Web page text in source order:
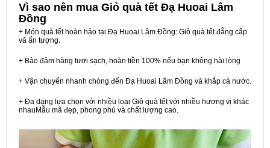
Vì sao nên mua Giỏ quà tết Đạ Huoai Lâm
Đồng
+ Món quà tết hoàn hảo tại Đạ Huoai Lâm Đồng: Giỏ quà tết đẳng cấp
và ấn tượng.
+ Bảo đảm hàng tươi sạch, hoàn tiền 100% nếu bạn không hài lòng
+ Vận chuyển nhanh chóng đến Đạ Huoai Lâm Đồng và khắp cả nước.
+ Đa dạng lựa chọn với nhiều loại Giỏ quà tết với nhiều hương vị khác
nhauMẫu mã đẹp, phong phú và chất lượng cao.